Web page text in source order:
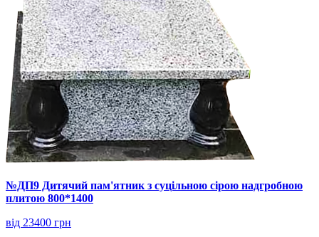
№ДП9 Дитячий пам'ятник з суцільною сірою надгробною
плитою 800*1400
від 23400 грн